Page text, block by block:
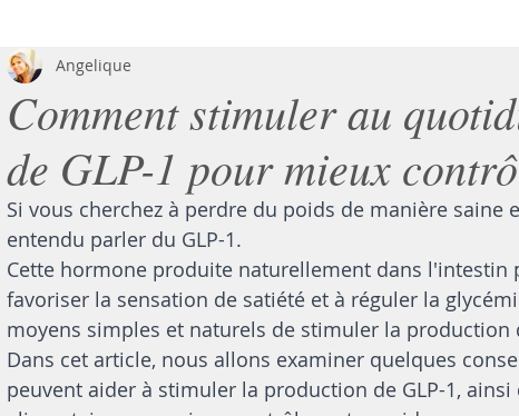
Comment stimuler au
de GLP-1 pour mieux
Angelique
Si vous cherchez à perdre du poids de manière saine
entendu parler du GLP-1.
Cette hormone produite naturellement dans l'intestin
favoriser la sensation de satiété et à réguler la
moyens simples et naturels de stimuler la production
Dans cet article, nous allons examiner quelques
peuvent aider à stimuler la production de GLP-1,